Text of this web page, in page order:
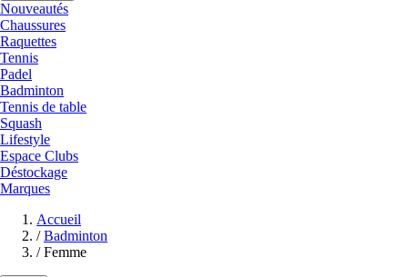
Nouveautés
Chaussures
Raquettes
Tennis
Padel
Badminton
Tennis de table
Squash
Lifestyle
Espace Clubs
Déstockage
Marques
Accueil
/ Badminton
/ Femme